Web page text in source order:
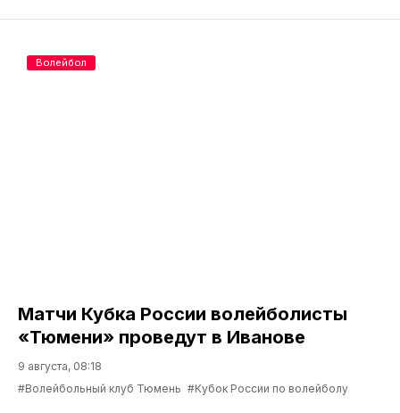
Матчи Кубка России волейболисты
«Тюмени» проведут в Иванове
9 августа, 08:18
#Волейбольный клуб Тюмень #Кубок России по волейболу
Волейбол